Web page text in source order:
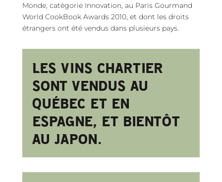
Monde, catégorie Innovation, au Paris Gourmand
World CookBook Awards 2010, et dont les droits
étrangers ont été vendus dans plusieurs pays.
LES VINS CHARTIER
SONT VENDUS AU
QUÉBEC ET EN
ESPAGNE, ET BIENTÔT
AU JAPON.